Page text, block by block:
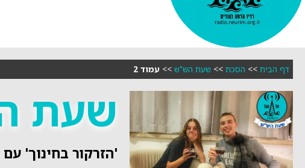
דף הבית >> הסכת >> שעת הש"ש >> עמוד 2
שעת
'הזרקור בחינוך'